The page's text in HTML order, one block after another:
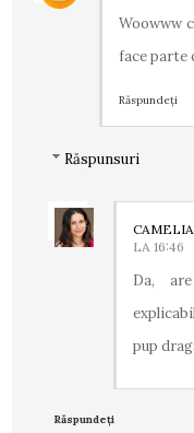
Woowww
face parte
Răspundeți
Răspunsuri
LA 16:46
Da,
pup
Răspundeți